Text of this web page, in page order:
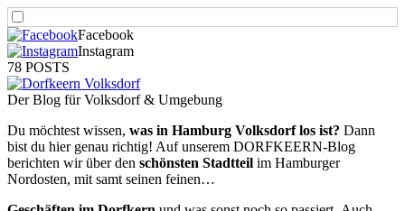
Facebook
Instagram
78 POSTS
Der Blog für Volksdorf & Umgebung
Du möchtest wissen, was in Hamburg Volksdorf los ist? Dann
bist du hier genau richtig! Auf unserem DORFKEERN-Blog
berichten wir über den schönsten Stadtteil im Hamburger
Nordosten, mit samt seinen feinen…